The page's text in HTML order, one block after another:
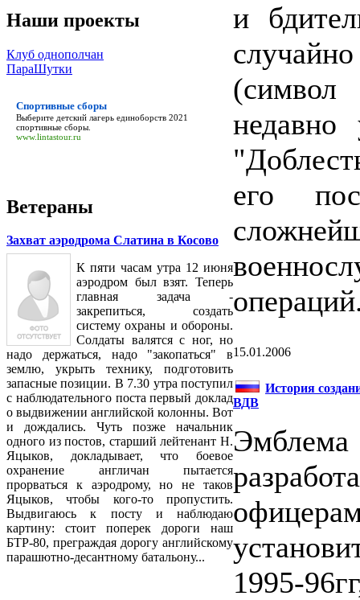
Наши проекты
Клуб однополчан
ПараШутки
Спортивные сборы
Выберите детский лагерь единоборств 2021
спортивные сборы.
www.lintastour.ru
Ветераны
Захват аэродрома Слатина в Косово
К пяти часам утра 12 июня
аэродром был взят. Теперь
главная задача -
закрепиться, создать
систему охраны и обороны.
Солдаты валятся с ног, но
надо держаться, надо "закопаться" в
землю, укрыть технику, подготовить
запасные позиции. В 7.30 утра поступил
с наблюдательного поста первый доклад
о выдвижении английской колонны. Вот
и дождались. Чуть позже начальник
одного из постов, старший лейтенант Н.
Яцыков, докладывает, что боевое
охранение англичан пытается
прорваться к аэродрому, но не таков
Яцыков, чтобы кого-то пропустить.
Выдвигаюсь к посту и наблюдаю
картину: стоит поперек дороги наш
БТР-80, преграждая дорогу английскому
парашютно-десантному батальону...
и
недавно
его
15.01.2006
История
ВДВ
1995-